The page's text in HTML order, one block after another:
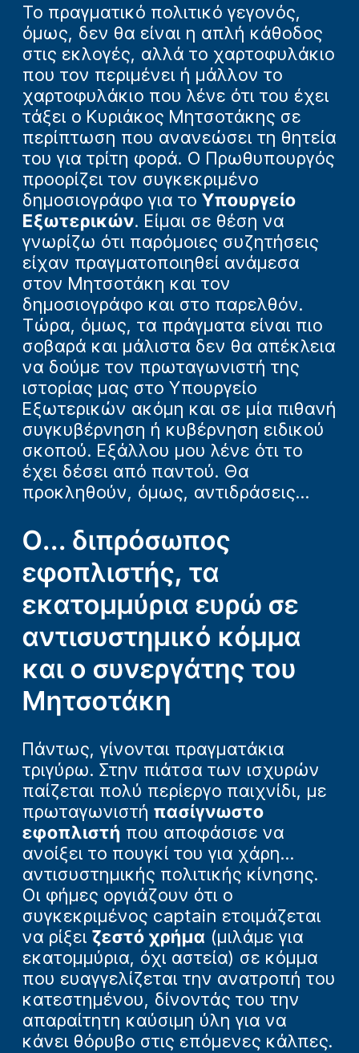
Το πραγματικό πολιτικό γεγονός,
όμως, δεν θα είναι η απλή κάθοδος
στις εκλογές, αλλά το χαρτοφυλάκιο
που τον περιμένει ή μάλλον το
χαρτοφυλάκιο που λένε ότι του έχει
τάξει ο Κυριάκος Μητσοτάκης σε
περίπτωση που ανανεώσει τη θητεία
του για τρίτη φορά. Ο Πρωθυπουργός
προορίζει τον συγκεκριμένο
δημοσιογράφο για το Υπουργείο
Εξωτερικών. Είμαι σε θέση να
γνωρίζω ότι παρόμοιες συζητήσεις
είχαν πραγματοποιηθεί ανάμεσα
στον Μητσοτάκη και τον
δημοσιογράφο και στο παρελθόν.
Τώρα, όμως, τα πράγματα είναι πιο
σοβαρά και μάλιστα δεν θα απέκλεια
να δούμε τον πρωταγωνιστή της
ιστορίας μας στο Υπουργείο
Εξωτερικών ακόμη και σε μία πιθανή
συγκυβέρνηση ή κυβέρνηση ειδικού
σκοπού. Εξάλλου μου λένε ότι το
έχει δέσει από παντού. Θα
προκληθούν, όμως, αντιδράσεις...
Ο... διπρόσωπος
εφοπλιστής, τα
εκατομμύρια ευρώ σε
αντισυστημικό κόμμα
και ο συνεργάτης του
Μητσοτάκη
Πάντως, γίνονται πραγματάκια
τριγύρω. Στην πιάτσα των ισχυρών
παίζεται πολύ περίεργο παιχνίδι, με
πρωταγωνιστή πασίγνωστο
εφοπλιστή που αποφάσισε να
ανοίξει το πουγκί του για χάρη...
αντισυστημικής πολιτικής κίνησης.
Οι φήμες οργιάζουν ότι ο
συγκεκριμένος captain ετοιμάζεται
να ρίξει ζεστό χρήμα (μιλάμε για
εκατομμύρια, όχι αστεία) σε κόμμα
που ευαγγελίζεται την ανατροπή του
κατεστημένου, δίνοντάς του την
απαραίτητη καύσιμη ύλη για να
κάνει θόρυβο στις επόμενες κάλπες.